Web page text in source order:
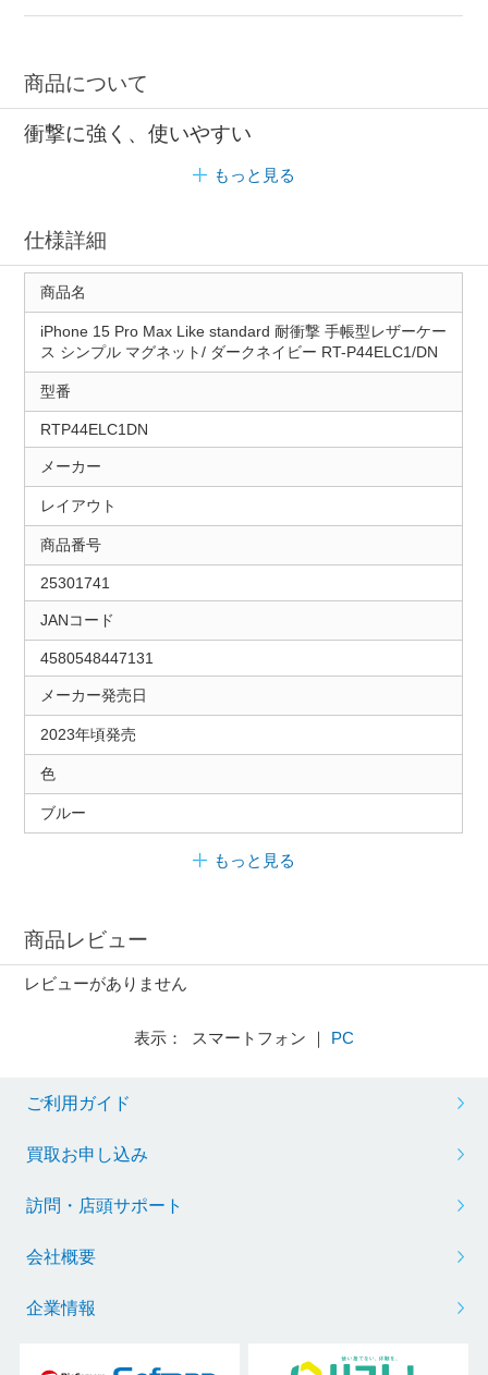
手帳型 レザーケース
商品について
衝撃に強く、使いやすい
もっと見る
仕様詳細
商品名
iPhone 15 Pro Max Like standard 耐衝撃 手帳型レザーケー
ス シンプル マグネット/ ダークネイビー RT-P44ELC1/DN
型番
RTP44ELC1DN
メーカー
レイアウト
商品番号
25301741
JANコード
4580548447131
メーカー発売日
2023年頃発売
色
ブルー
もっと見る
商品レビュー
レビューがありません
表示： スマートフォン ｜ PC
ご利用ガイド
買取お申し込み
訪問・店頭サポート
会社概要
企業情報